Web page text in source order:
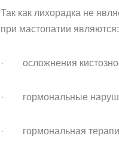
Так как лихорадка не
при мастопатии являются:
· осложнения кистозно-
· гормональные
· гормональная